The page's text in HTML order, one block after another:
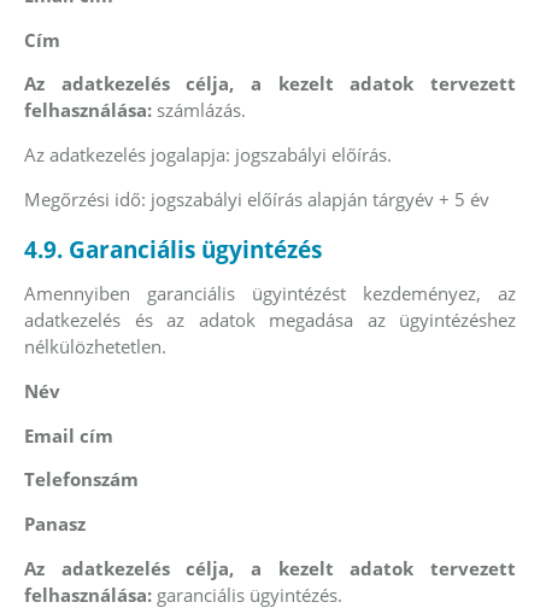
Cím
Az adatkezelés célja, a kezelt adatok tervezett
felhasználása: számlázás.
Az adatkezelés jogalapja: jogszabályi előírás.
Megőrzési idő: jogszabályi előírás alapján tárgyév + 5 év
4.9. Garanciális ügyintézés
Amennyiben garanciális ügyintézést kezdeményez, az
adatkezelés és az adatok megadása az ügyintézéshez
nélkülözhetetlen.
Név
Email cím
Telefonszám
Panasz
Az adatkezelés célja, a kezelt adatok tervezett
felhasználása: garanciális ügyintézés.